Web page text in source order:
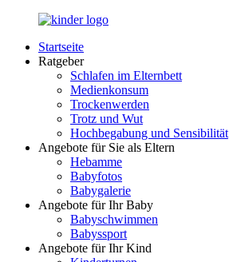
Zurück
Inhalt
LuckyKids.de
Das
Nachwuchs
Startseite
Ratgeber
Schlafen im Elternbett
Medienkonsum
Trockenwerden
Trotz und Wut
Hochbegabung und Sensibilität
Angebote für Sie als Eltern
Hebamme
Babyfotos
Babygalerie
Angebote für Ihr Baby
Babyschwimmen
Babyssport
Angebote für Ihr Kind